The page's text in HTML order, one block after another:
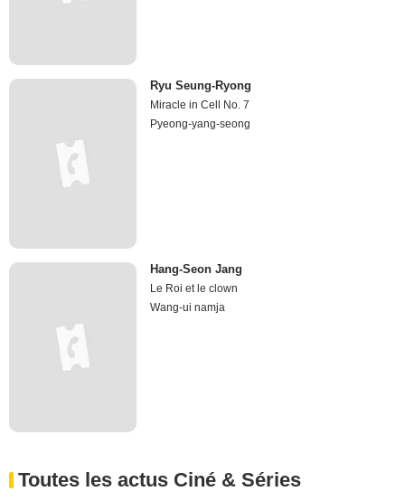
Ryu Seung-Ryong
Miracle in Cell No. 7
Pyeong-yang-seong
Hang-Seon Jang
Le Roi et le clown
Wang-ui namja
Toutes les actus Ciné & Séries